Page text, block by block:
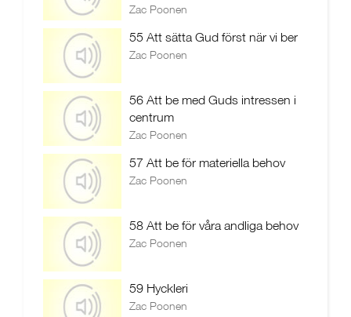
Zac Poonen
55 Att sätta Gud först när vi ber
Zac Poonen
56 Att be med Guds intressen i
centrum
Zac Poonen
57 Att be för materiella behov
Zac Poonen
58 Att be för våra andliga behov
Zac Poonen
59 Hyckleri
Zac Poonen